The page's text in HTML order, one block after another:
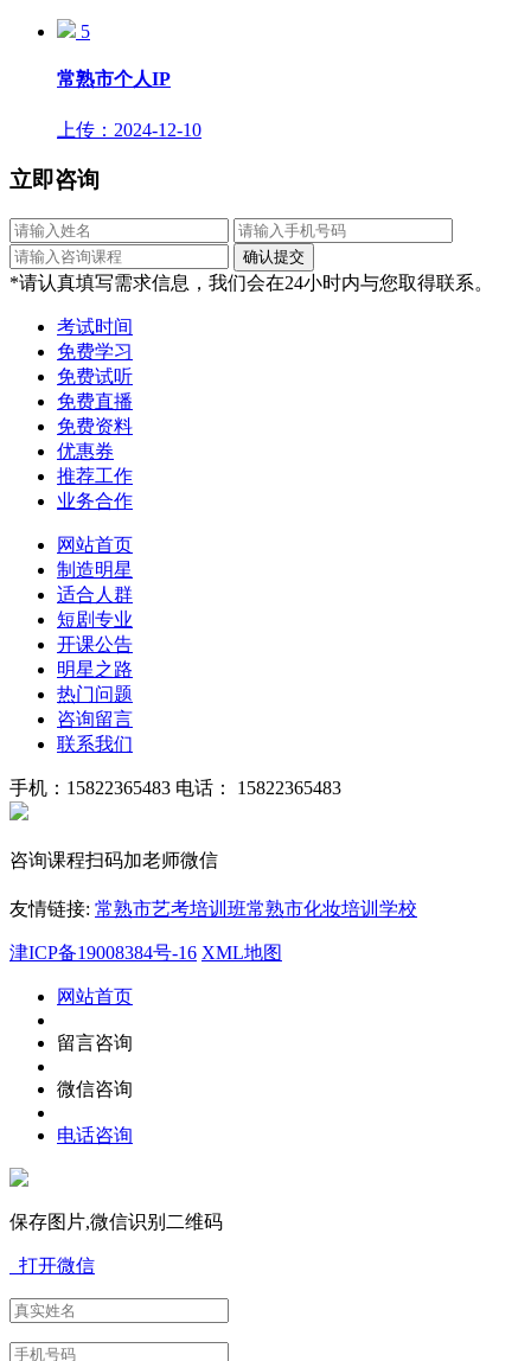
5
常熟市个人IP
上传：2024-12-10
立即咨询
*请认真填写需求信息，我们会在24小时内与您取得联系。
考试时间
免费学习
免费试听
免费直播
免费资料
优惠券
推荐工作
业务合作
网站首页
制造明星
适合人群
短剧专业
开课公告
明星之路
热门问题
咨询留言
联系我们
手机：15822365483 电话： 15822365483
咨询课程扫码加老师微信
友情链接: 常熟市艺考培训班常熟市化妆培训学校
津ICP备19008384号-16 XML地图
网站首页
留言咨询
微信咨询
电话咨询
保存图片,微信识别二维码
打开微信